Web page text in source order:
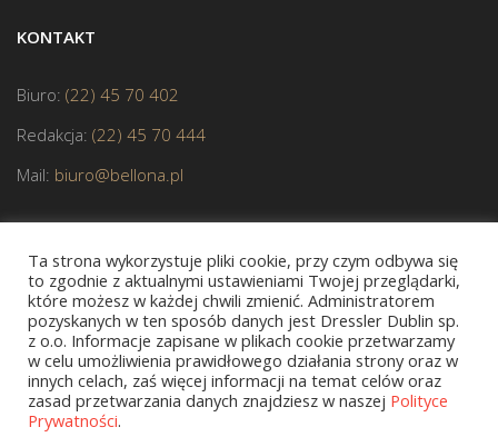
KONTAKT
Biuro: (22) 45 70 402
Redakcja: (22) 45 70 444
Mail: biuro@bellona.pl
JESTEŚMY CZŁONKIEM POLSKIEJ IZBY KSIĄŻKI
Ta strona wykorzystuje pliki cookie, przy czym odbywa się
to zgodnie z aktualnymi ustawieniami Twojej przeglądarki,
które możesz w każdej chwili zmienić. Administratorem
pozyskanych w ten sposób danych jest Dressler Dublin sp.
z o.o. Informacje zapisane w plikach cookie przetwarzamy
w celu umożliwienia prawidłowego działania strony oraz w
innych celach, zaś więcej informacji na temat celów oraz
zasad przetwarzania danych znajdziesz w naszej Polityce
Prywatności.